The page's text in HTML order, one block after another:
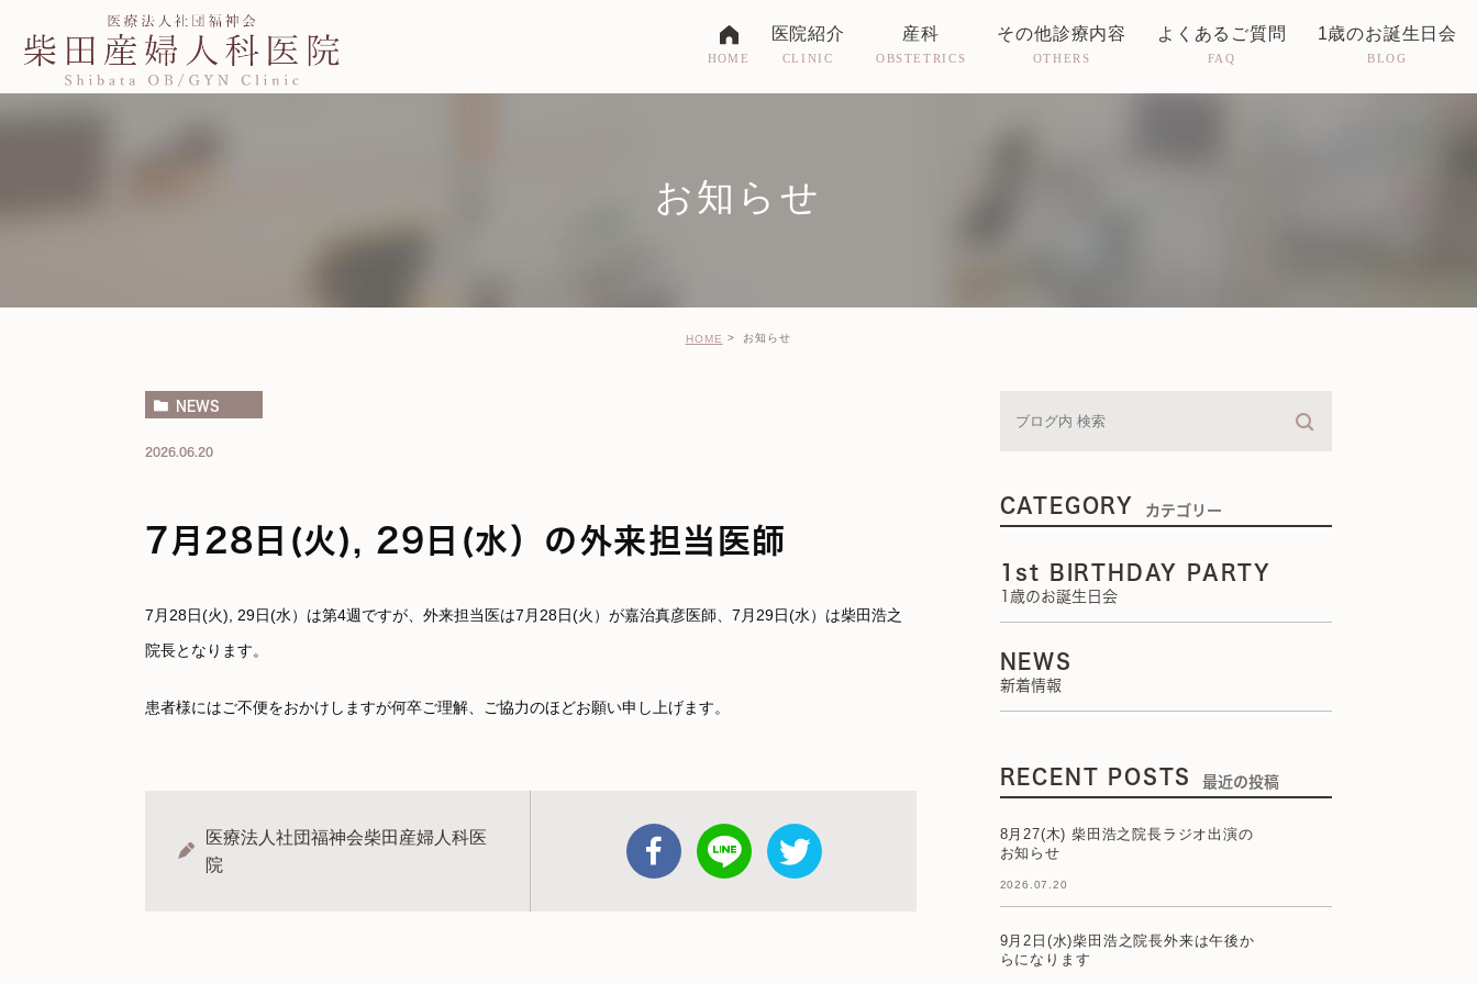
HOME
医院紹介
CLINIC
受付時間・アクセス
産科
OBSTETRICS
その他診療内容
OTHERS
よくあるご質問
FAQ
1歳のお誕生日会
BLOG
お知らせ
HOME お知らせ
NEWS
2026.06.20
7月28日(火), 29日(水）の外来担当医師
7月28日(火), 29日(水）は第4週ですが、外来担当医は7月28日(火）が嘉治真彦医師、7月29日(水）は柴田浩之
院長となります。
患者様にはご不便をおかけしますが何卒ご理解、ご協力のほどお願い申し上げます。
医療法人社団福神会柴田産婦人科医
院
CATEGORY カテゴリー
1st BIRTHDAY PARTY
1歳のお誕生日会
NEWS
新着情報
RECENT POSTS 最近の投稿
8月27(木) 柴田浩之院長ラジオ出演の
お知らせ
2026.07.20
9月2日(水)柴田浩之院長外来は午後か
らになります